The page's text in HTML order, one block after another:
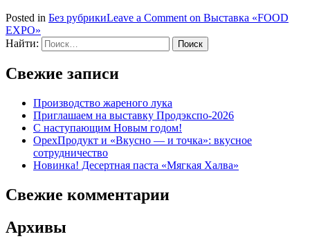
Posted in Без рубрикиLeave a Comment on Выставка «FOOD
EXPO»
Найти:
Свежие записи
Производство жареного лука
Приглашаем на выставку Продэкспо-2026
С наступающим Новым годом!
ОрехПродукт и «Вкусно — и точка»: вкусное
сотрудничество
Новинка! Десертная паста «Мягкая Халва»
Свежие комментарии
Архивы